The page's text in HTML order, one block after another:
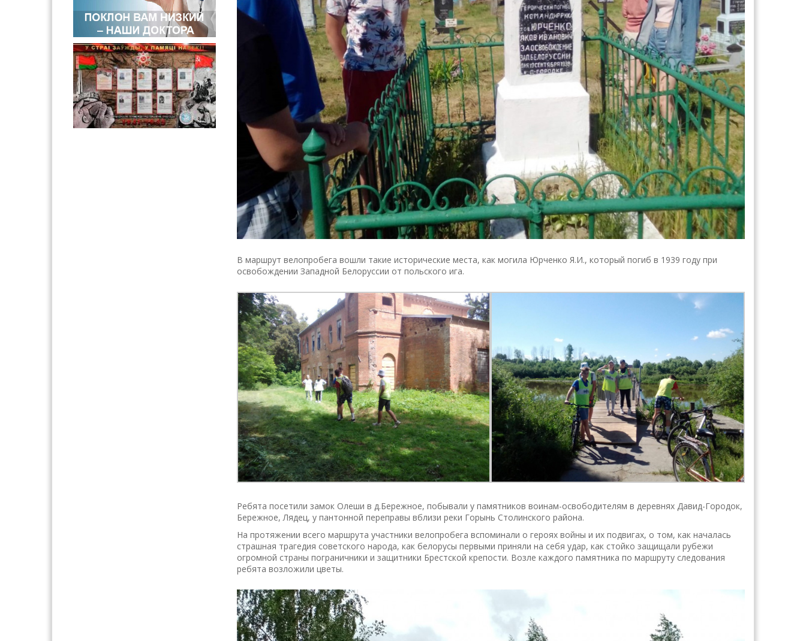
В маршрут велопробега вошли такие исторические места, как могила Юрченко Я.И., который погиб в 1939 году при
освобождении Западной Белоруссии от польского ига.
Ребята посетили замок Олеши в д.Бережное, побывали у памятников воинам-освободителям в деревнях Давид-Городок,
Бережное, Лядец, у пантонной переправы вблизи реки Горынь Столинского района.
На протяжении всего маршрута участники велопробега вспоминали о героях войны и их подвигах, о том, как началась
страшная трагедия советского народа, как белорусы первыми приняли на себя удар, как стойко защищали рубежи
огромной страны пограничники и защитники Брестской крепости. Возле каждого памятника по маршруту следования
ребята возложили цветы.